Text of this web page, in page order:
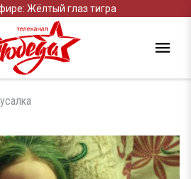
Жёлтый глаз тигра